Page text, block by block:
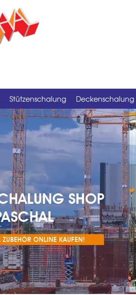
Stützenschalung Deckenschalung